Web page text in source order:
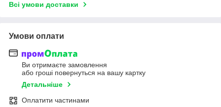
Всі умови доставки
Умови оплати
Ви отримаєте замовлення
або гроші повернуться на вашу картку
Детальніше
Оплатити частинами